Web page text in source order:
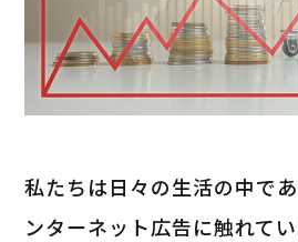
私たちは日々の生活の中で
ンターネット広告に触れて